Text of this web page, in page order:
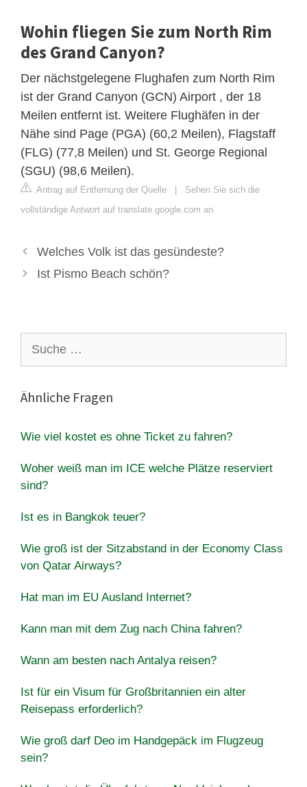
Wohin fliegen Sie zum North Rim
des Grand Canyon?
Der nächstgelegene Flughafen zum North Rim
ist der Grand Canyon (GCN) Airport , der 18
Meilen entfernt ist. Weitere Flughäfen in der
Nähe sind Page (PGA) (60,2 Meilen), Flagstaff
(FLG) (77,8 Meilen) und St. George Regional
(SGU) (98,6 Meilen).
Antrag auf Entfernung der Quelle | Sehen Sie sich die
vollständige Antwort auf translate.google.com an
Welches Volk ist das gesündeste?
Ist Pismo Beach schön?
nach:
Ähnliche Fragen
Wie viel kostet es ohne Ticket zu fahren?
Woher weiß man im ICE welche Plätze reserviert
sind?
Ist es in Bangkok teuer?
Wie groß ist der Sitzabstand in der Economy Class
von Qatar Airways?
Hat man im EU Ausland Internet?
Kann man mit dem Zug nach China fahren?
Wann am besten nach Antalya reisen?
Ist für ein Visum für Großbritannien ein alter
Reisepass erforderlich?
Wie groß darf Deo im Handgepäck im Flugzeug
sein?